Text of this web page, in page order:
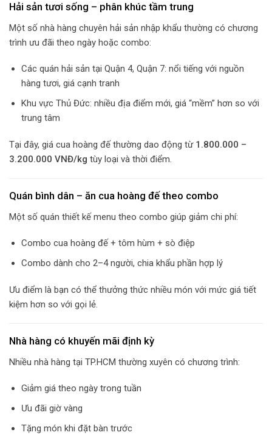
Hải sản tươi sống – phân khúc tầm trung
Một số nhà hàng chuyên hải sản nhập khẩu thường có chương
trình ưu đãi theo ngày hoặc combo:
Các quán hải sản tại Quận 4, Quận 7: nổi tiếng với nguồn
hàng tươi, giá cạnh tranh
Khu vực Thủ Đức: nhiều địa điểm mới, giá “mềm” hơn so với
trung tâm
Tại đây, giá cua hoàng đế thường dao động từ 1.800.000 –
3.200.000 VNĐ/kg tùy loại và thời điểm.
Quán bình dân – ăn cua hoàng đế theo combo
Một số quán thiết kế menu theo combo giúp giảm chi phí:
Combo cua hoàng đế + tôm hùm + sò điệp
Combo dành cho 2–4 người, chia khẩu phần hợp lý
Ưu điểm là bạn có thể thưởng thức nhiều món với mức giá tiết
kiệm hơn so với gọi lẻ.
Nhà hàng có khuyến mãi định kỳ
Nhiều nhà hàng tại TP.HCM thường xuyên có chương trình:
Giảm giá theo ngày trong tuần
Ưu đãi giờ vàng
Tặng món khi đặt bàn trước